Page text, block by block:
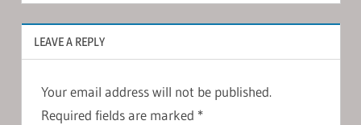
LEAVE A REPLY
Your email address will not be published.
Required fields are marked *